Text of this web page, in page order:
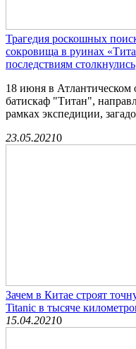
Трагедия роскошных
сокровища в руинах
последствиям столкнулись
18 июня в Атлантическом
батискаф "Титан",
рамках экспедиции,
23.05.20210
Зачем в Китае строят
Titanic в тысяче
15.04.20210